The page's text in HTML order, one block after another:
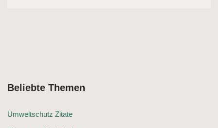
Beliebte Themen
Umweltschutz Zitate